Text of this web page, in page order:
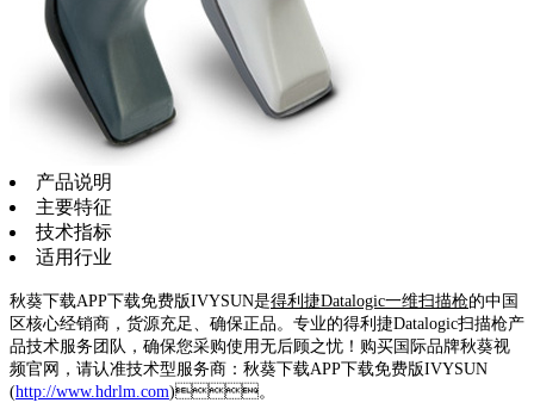
产品说明
主要特征
技术指标
适用行业
秋葵下载APP下载免费版IVYSUN是得利捷Datalogic一维扫描枪的中国
区核心经销商，货源充足、确保正品。专业的得利捷Datalogic扫描枪产
品技术服务团队，确保您采购使用无后顾之忧！购买国际品牌秋葵视
频官网，请认准技术型服务商：秋葵下载APP下载免费版IVYSUN
(http://www.hdrlm.com)。